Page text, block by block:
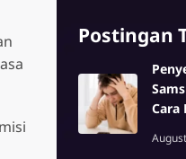
S26 Ultra 5G
S26 Plus 5G
S26 5G
S25 Ultra 5G
Postingan
Cara